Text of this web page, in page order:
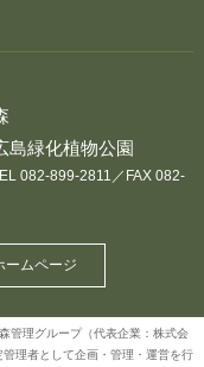
島緑化植物公園
082-899-2811／FAX 082-
ームページ
管理グループ（代表企業：株式会
理者として企画・管理・運営を行